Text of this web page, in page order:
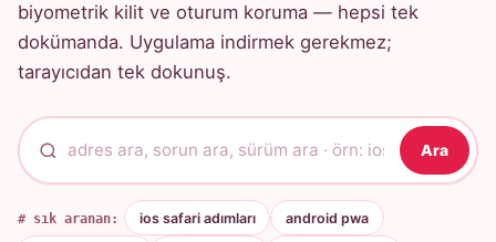
biyometrik kilit ve oturum koruma — hepsi tek
dokümanda. Uygulama indirmek gerekmez;
tarayıcıdan tek dokunuş.
Ara
# sık aranan: ios safari adımları android pwa